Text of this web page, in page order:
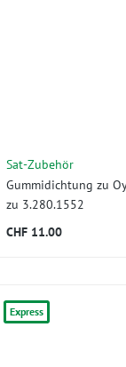
Sat-Zubehör
Gummidichtung zu
zu 3.280.1552
CHF 11.00
Express